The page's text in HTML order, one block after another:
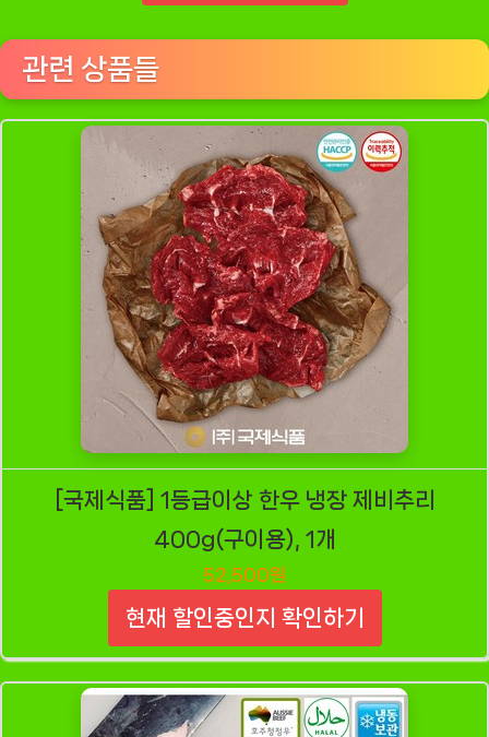
관련 상품들
[국제식품] 1등급이상 한우 냉장 제비추리
400g(구이용), 1개
52,500원
현재 할인중인지 확인하기